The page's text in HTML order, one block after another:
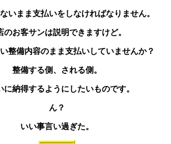
いまま支払いをしなければなりません。
のお客サンは説明できますけど。
整備内容のまま支払いしていませんか？
整備する側、される側。
に納得するようにしたいものです。
ん？
いい事言い過ぎた。